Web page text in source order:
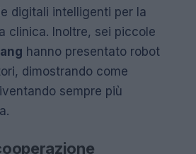
digitali intelligenti per la
clinica. Inoltre, sei piccole
hanno presentato robot
dimostrando come
sempre più